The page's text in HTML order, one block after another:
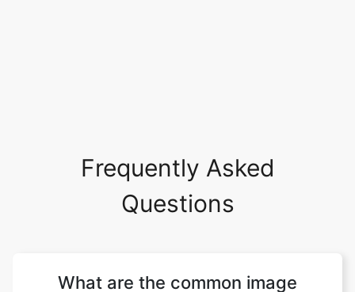
What are the common image